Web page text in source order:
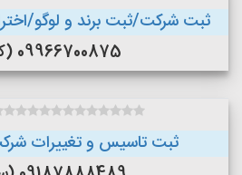
ثبت شرکت/ثبت برند و لوگو/
09966700875 (کرمان )
ثبت تاسیس و تغییرات